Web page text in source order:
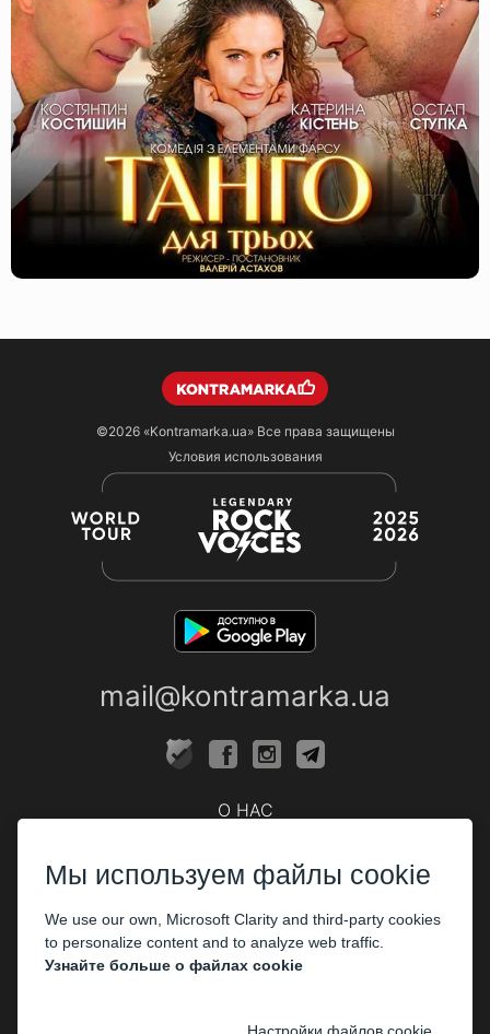
©2026 «Kontramarka.ua»Все права защищены
Условия использования
mail@kontramarka.ua
О НАС
ПАРТНЕРАМ
Организаторам
Корпоративным клиентам
Мы используем файлы cookie
We use our own, Microsoft Clarity and third-party cookies
to personalize content and to analyze web traffic.
Узнайте больше о файлах cookie